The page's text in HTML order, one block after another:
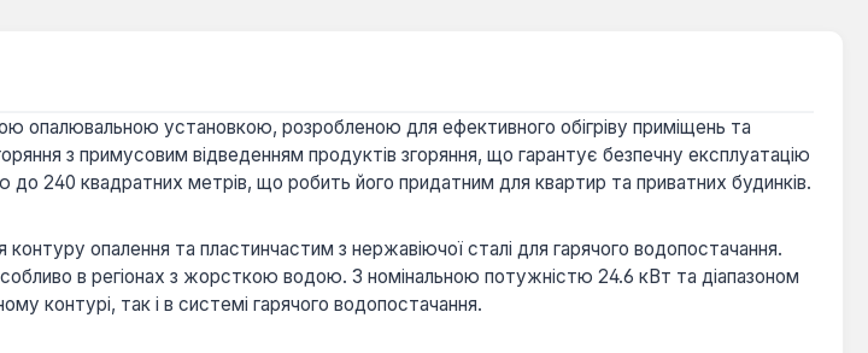
опалювальною установкою, розробленою для ефективного обігріву приміщень та
з примусовим відведенням продуктів згоряння, що гарантує безпечну експлуатацію
240 квадратних метрів, що робить його придатним для квартир та приватних будинків.
опалення та пластинчастим з нержавіючої сталі для гарячого водопостачання.
в регіонах з жорсткою водою. З номінальною потужністю 24.6 кВт та діапазоном
контурі, так і в системі гарячого водопостачання.